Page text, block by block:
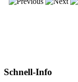
Schnell-Info